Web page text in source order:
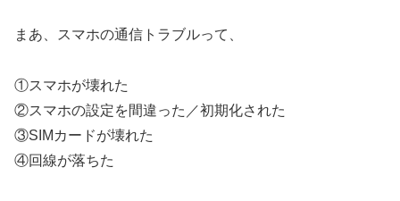
まあ、スマホの通信トラブルって、
①スマホが壊れた
②スマホの設定を間違った／初期化された
③SIMカードが壊れた
④回線が落ちた